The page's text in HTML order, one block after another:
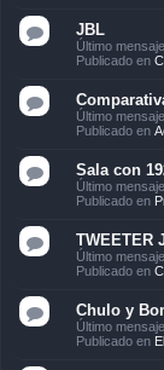
JBL
Último
Publicado en
Último
Publicado en
Sala con
Último
Publicado en
TWEETER
Último
Publicado en
Chulo y
Último
Publicado en